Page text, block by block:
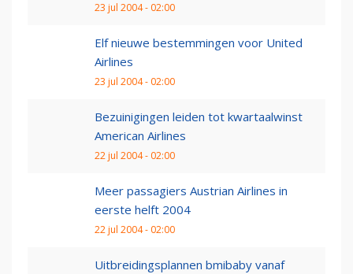
23 jul 2004 - 02:00
Elf nieuwe bestemmingen voor United
Airlines
23 jul 2004 - 02:00
Bezuinigingen leiden tot kwartaalwinst
American Airlines
22 jul 2004 - 02:00
Meer passagiers Austrian Airlines in
eerste helft 2004
22 jul 2004 - 02:00
Uitbreidingsplannen bmibaby vanaf